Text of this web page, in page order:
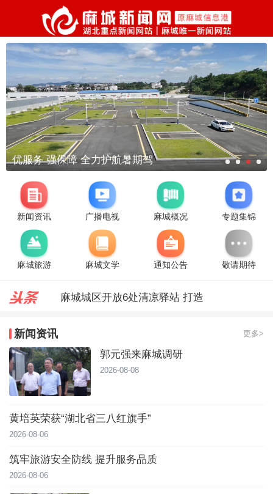
优服务 强保障 全力护航暑期驾
新闻资讯 广播电视 麻城概况 专题集锦
麻城旅游 麻城文学 通知公告 敬请期待
麻城城区开放6处清凉驿站 打造
台风靠近！直冲40℃，黄冈高温预
新闻资讯 更多>
郭元强来麻城调研
2026-08-08
黄培英荣获“湖北省三八红旗手”
2026-08-06
筑牢旅游安全防线 提升服务品质
2026-08-06